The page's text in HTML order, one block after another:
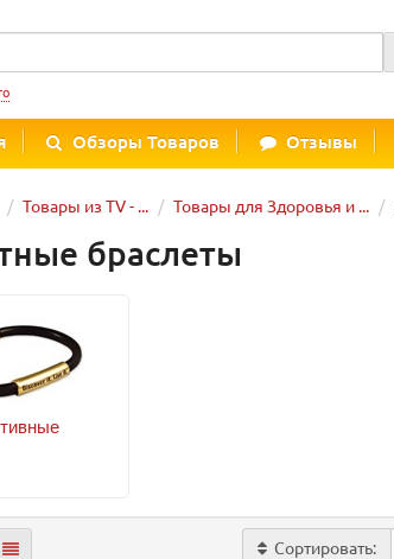
Обзоры Товаров Отзывы
Товары из TV - ... Товары для Здоровья и ...
браслеты
Сортировать: